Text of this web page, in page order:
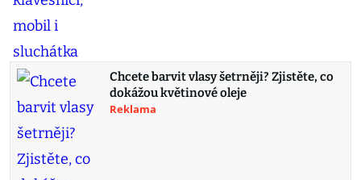
Chcete barvit vlasy šetrněji? Zjistěte, co
dokážou květinové oleje
Reklama